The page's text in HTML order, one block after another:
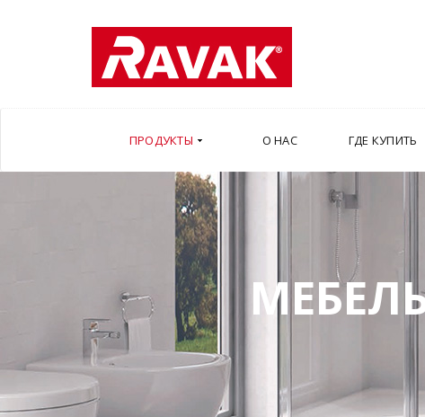
ПРОДУКТЫ О НАС ГДЕ КУПИТЬ